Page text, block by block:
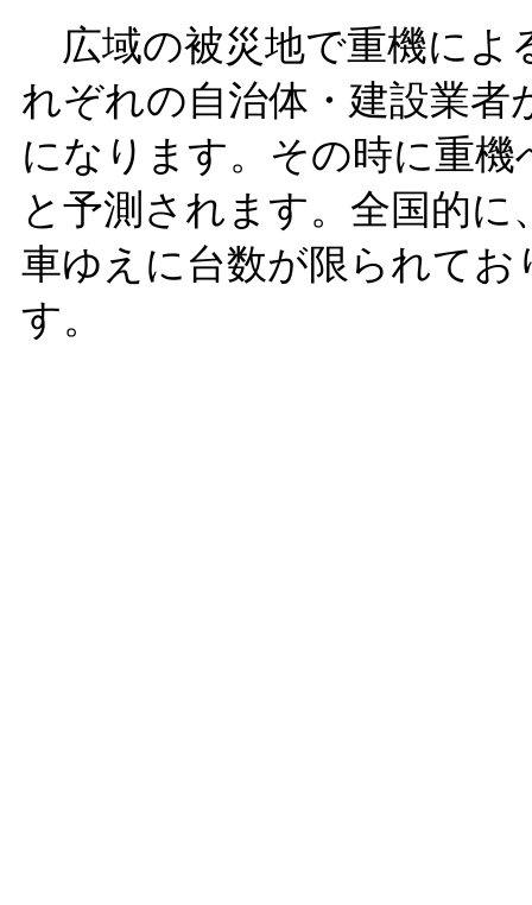
広域の被災地で重機によ
れぞれの自治体・建設業
になります。その時に重
と予測されます。全国的
車ゆえに台数が限られて
す。